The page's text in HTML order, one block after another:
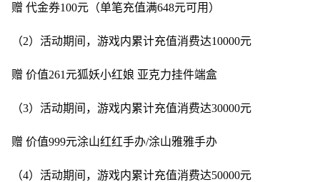
赠 代金券100元（单笔充值满648元可用）
（2）活动期间，游戏内累计充值消费达10000元
赠 价值261元狐妖小红娘 亚克力挂件端盒
（3）活动期间，游戏内累计充值消费达30000元
赠 价值999元涂山红红手办/涂山雅雅手办
（4）活动期间，游戏内累计充值消费达50000元